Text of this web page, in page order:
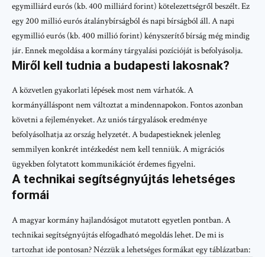
egymilliárd eurós (kb. 400 milliárd forint) kötelezettségről beszélt. Ez
egy 200 millió eurós átalánybírságból és napi bírságból áll. A napi
egymillió eurós (kb. 400 millió forint) kényszerítő bírság még mindig
jár. Ennek megoldása a kormány tárgyalási pozícióját is befolyásolja.
Miről kell tudnia a budapesti lakosnak?
A közvetlen gyakorlati lépések most nem várhatók. A
kormányálláspont nem változtat a mindennapokon. Fontos azonban
követni a fejleményeket. Az uniós tárgyalások eredménye
befolyásolhatja az ország helyzetét. A budapestieknek jelenleg
semmilyen konkrét intézkedést nem kell tenniük. A migrációs
ügyekben folytatott kommunikációt érdemes figyelni.
A technikai segítségnyújtás lehetséges
formái
A magyar kormány hajlandóságot mutatott egyetlen pontban. A
technikai segítségnyújtás elfogadható megoldás lehet. De mi is
tartozhat ide pontosan? Nézzük a lehetséges formákat egy táblázatban: